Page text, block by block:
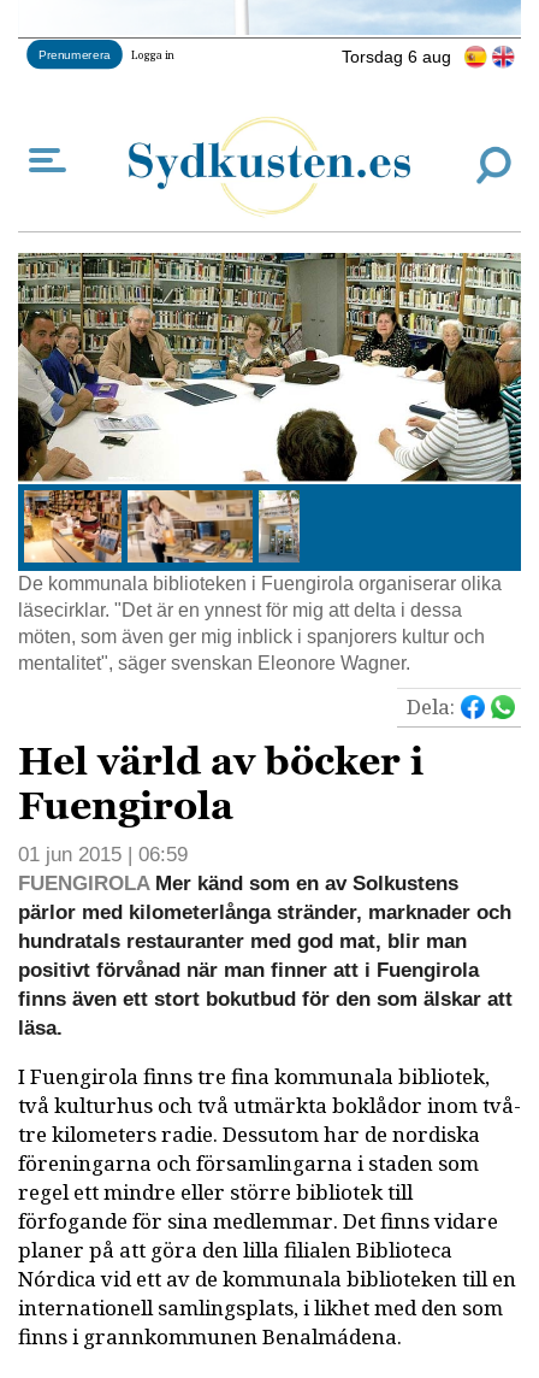
Torsdag 6 aug
Prenumerera Logga in
De kommunala biblioteken i Fuengirola organiserar olika
läsecirklar. "Det är en ynnest för mig att delta i dessa
möten, som även ger mig inblick i spanjorers kultur och
mentalitet", säger svenskan Eleonore Wagner.
Dela:
Hel värld av böcker i
Fuengirola
01 jun 2015 | 06:59
FUENGIROLAMer känd som en av Solkustens
pärlor med kilometerlånga stränder, marknader och
hundratals restauranter med god mat, blir man
positivt förvånad när man finner att i Fuengirola
finns även ett stort bokutbud för den som älskar att
läsa.
I Fuengirola finns tre fina kommunala bibliotek,
två kulturhus och två utmärkta boklådor inom två-
tre kilometers radie. Dessutom har de nordiska
föreningarna och församlingarna i staden som
regel ett mindre eller större bibliotek till
förfogande för sina medlemmar. Det finns vidare
planer på att göra den lilla filialen Biblioteca
Nórdica vid ett av de kommunala biblioteken till en
internationell samlingsplats, i likhet med den som
finns i grannkommunen Benalmádena.